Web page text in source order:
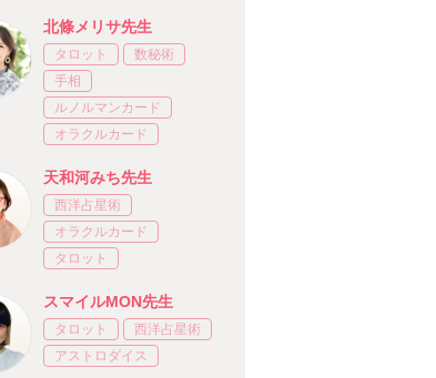
北條メリサ先生
タロット
数秘術
手相
ルノルマンカード
オラクルカード
天和河みち先生
西洋占星術
オラクルカード
タロット
スマイルMON先生
タロット
西洋占星術
アストロダイス